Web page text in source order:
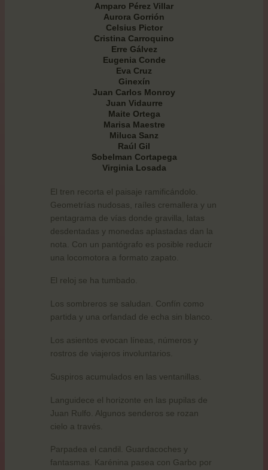
Amparo Pérez Villar
Aurora Gorrión
Celsius Pictor
Cristina Carroquino
Erre Gálvez
Eugenia Conde
Eva Cruz
Ginexín
Juan Carlos Monroy
Juan Vidaurre
Maite Ortega
Marisa Maestre
Miluca Sanz
Raúl Gil
Sobelman Cortapega
Virginia Losada
El tren recorta el paisaje ramificándolo.
Geometrías nudosas, raíles cremallera y un
pentagrama de vías donde gravilla, latas
desdentadas y monedas aplastadas dan la
nota. Con un pantógrafo es posible reducir
una locomotora a formato zapato.
El reloj se ha tumbado.
Los sombreros se saludan. Confín como
partida y una orfandad de echa sin blanco.
Los asientos evocan líneas, números y
rostros de viajeros involuntarios.
Suspiros acumulados en las ventanillas.
Languidece el horizonte en las pupilas de
Juan Rulfo. Algunos senderos se rozan
cielo a través.
Parpadea el candil. Guardacoches y
fantasmas. Karénina pasea con Garbo por